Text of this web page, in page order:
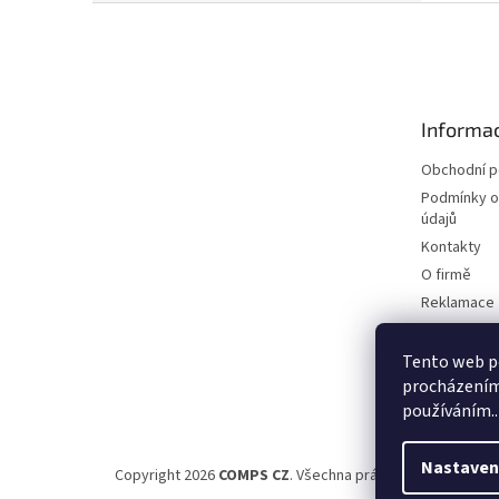
Tento web
Obchodní
Podmínky
údajů
Kontakty
O firmě
Reklamace
Certifikáty
Možnosti
Copyright 2026 COMPS CZ. Všechna práva vyhrazena.